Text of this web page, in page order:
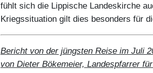
fühlt sich die Lippische Landeskirche
Kriegssituation gilt dies besonders für
Bericht von der jüngsten Reise im Juli
von Dieter Bökemeier, Landespfarrer